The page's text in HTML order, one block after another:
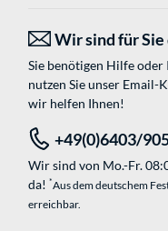
Wir sind für Sie
Sie benötigen Hilfe
nutzen Sie unser Email-
wir helfen Ihnen!
+49(0)6403/
Wir sind von Mo.-Fr.
da! *Aus dem deutschem
erreichbar.